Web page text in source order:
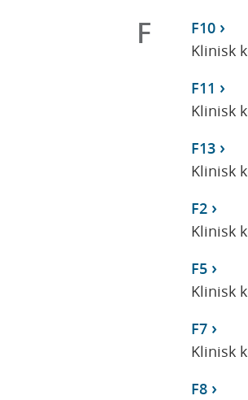
F
F10
Klinisk
F11
Klinisk
F13
Klinisk
F2
Klinisk
F5
Klinisk
F7
Klinisk
F8